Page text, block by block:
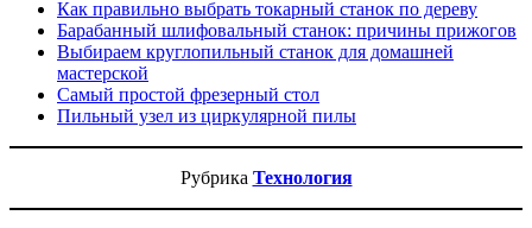
Как правильно выбрать токарный станок по дереву
Барабанный шлифовальный станок: причины прижогов
Выбираем круглопильный станок для домашней
мастерской
Самый простой фрезерный стол
Пильный узел из циркулярной пилы
Рубрика Технология